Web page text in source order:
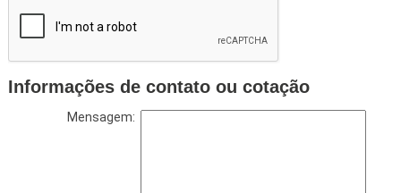
Informações de contato ou cotação
Mensagem: